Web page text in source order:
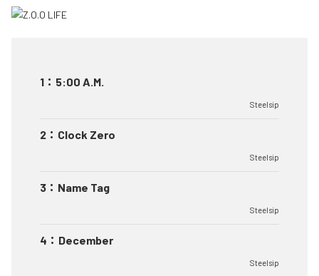
1 ： 5:00 A.M.
Steelsip
2 ： Clock Zero
Steelsip
3 ： Name Tag
Steelsip
4 ： December
Steelsip